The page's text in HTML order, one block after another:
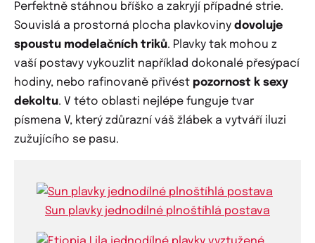
Perfektně stáhnou bříško a zakryjí případné strie.
Souvislá a prostorná plocha plavkoviny dovoluje
spoustu modelačních triků. Plavky tak mohou z
vaší postavy vykouzlit například dokonalé přesýpací
hodiny, nebo rafinovaně přivést pozornost k sexy
dekoltu. V této oblasti nejlépe funguje tvar
písmena V, který zdůrazní váš žlábek a vytváří iluzi
zužujícího se pasu.
Sun plavky jednodílné plnoštíhlá postava